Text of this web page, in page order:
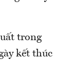
trong
kết thúc